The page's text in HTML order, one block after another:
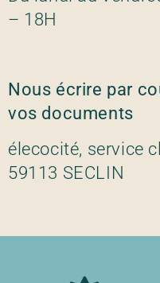
– 18H
Nous écrire par
vos documents
élecocité, service
59113 SECLIN